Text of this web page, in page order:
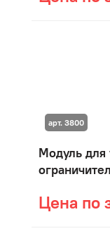
Модуль
Цена по
арт. 3800